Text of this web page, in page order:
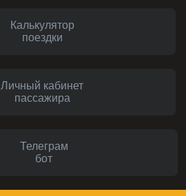
Калькулятор
поездки
Личный кабинет
пассажира
Телеграм
бот